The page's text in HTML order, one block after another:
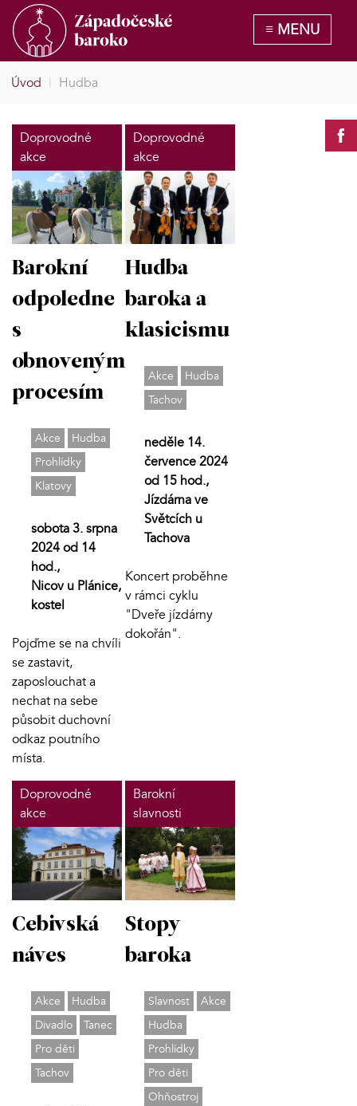
Úvod | Hudba
Doprovodné
akce
Barokní
odpoledne
s
obnoveným
procesím
Akce
Hudba
Prohlídky
Klatovy
sobota 3. srpna
2024 od 14
hod.,
Nicov u Plánice,
kostel
Pojďme se na chvíli
se zastavit,
zaposlouchat a
nechat na sebe
působit duchovní
odkaz poutního
místa.
Doprovodné
akce
Hudba
baroka a
klasicismu
Akce
Hudba
Tachov
neděle 14.
července 2024
od 15 hod.,
Jízdárna ve
Světcích u
Tachova
Koncert proběhne
v rámci cyklu
"Dveře jízdárny
dokořán".
Doprovodné
akce
Cebivská
náves
Akce
Hudba
Divadlo
Tanec
Pro děti
Tachov
Barokní
slavnosti
Stopy
baroka
Slavnost
Akce
Hudba
Prohlídky
Pro děti
Ohňostroj